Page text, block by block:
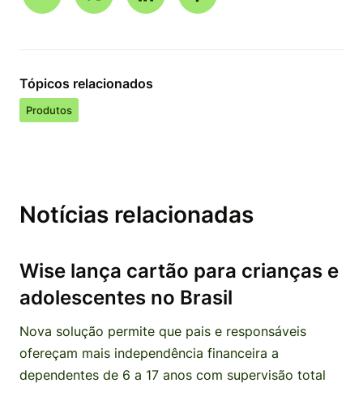
Tópicos relacionados
Produtos
Notícias relacionadas
Wise lança cartão para crianças e
adolescentes no Brasil
Nova solução permite que pais e responsáveis
ofereçam mais independência financeira a
dependentes de 6 a 17 anos com supervisão total